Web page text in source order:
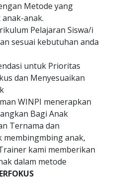
Metode yang
anak.
Pelajaran Siswa/i
sesuai kebutuhan anda
untuk Prioritas
dan Menyesuaikan
WINPI menerapkan
Bagi Anak
Ternama dan
anak,
kami memberikan
dalam metode